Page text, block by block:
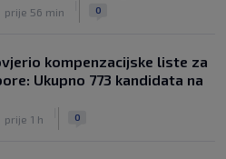
prije 56 min 0
kompenzacijske liste za
Ukupno 773 kandidata na
prije 1 h 0